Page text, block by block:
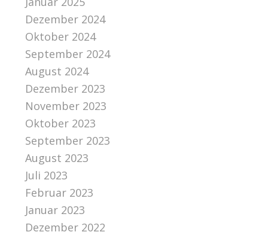
Dezember 2024
Oktober 2024
September 2024
August 2024
Dezember 2023
November 2023
Oktober 2023
September 2023
August 2023
Juli 2023
Februar 2023
Januar 2023
Dezember 2022